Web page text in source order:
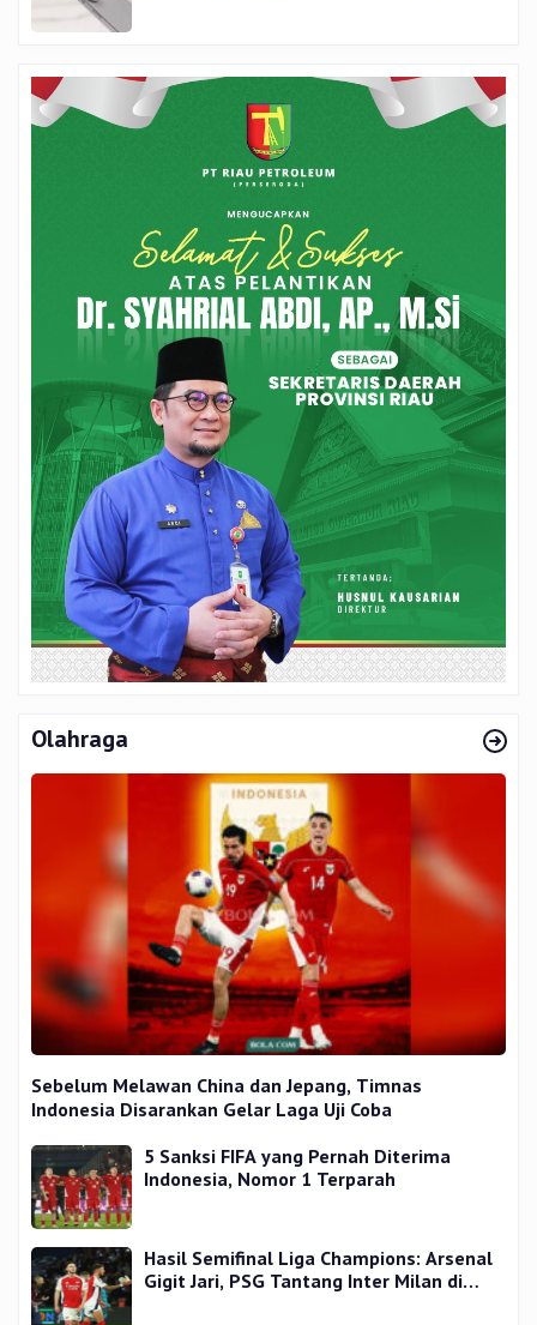
Olahraga
Sebelum Melawan China dan Jepang, Timnas
Indonesia Disarankan Gelar Laga Uji Coba
5 Sanksi FIFA yang Pernah Diterima
Indonesia, Nomor 1 Terparah
Hasil Semifinal Liga Champions: Arsenal
Gigit Jari, PSG Tantang Inter Milan di